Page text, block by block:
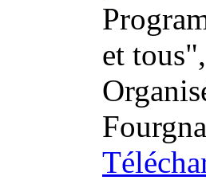
et